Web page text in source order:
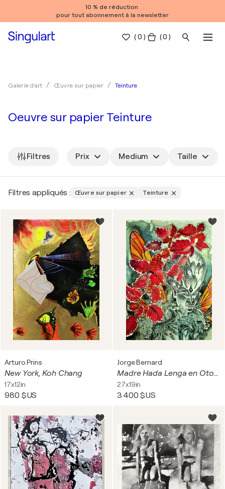
10 % de réduction
pour tout abonnement à la newsletter
(0 ) ( 0 )
Galerie d'art Œuvre sur papier Teinture
Oeuvre sur papier Teinture
Filtres Prix Medium Taille
Filtres appliqués : Œuvre sur papier Teinture
Arturo Prins
New York, Koh Chang
17x12in
980 $US
Jorge Bernard
Madre Hada Lenga en Otoño
27x19in
3 400 $US